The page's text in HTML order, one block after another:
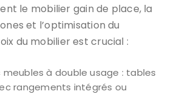
le mobilier gain de place, la
et l’optimisation du
du mobilier est crucial :
à double usage : tables
rangements intégrés ou